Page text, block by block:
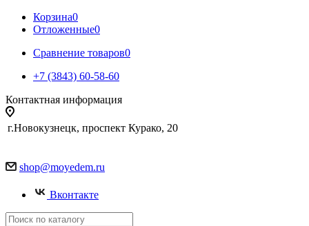
Корзина0
Отложенные0
Сравнение товаров0
+7 (3843) 60-58-60
Контактная информация
г.Новокузнецк, проспект Курако, 20
shop@moyedem.ru
Вконтакте